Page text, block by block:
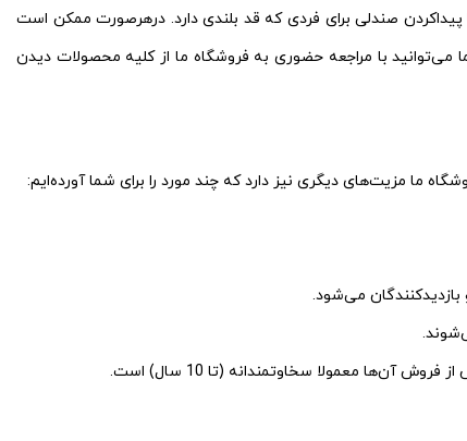
صندلی برای فردی که قد بلندی دارد. درهرصورت ممکن است
می‌توانید با مراجعه حضوری به فروشگاه ما از کلیه محصولات دیدن
ما مزیت‌های دیگری نیز دارد که چند مورد را برای شما آورده‌ایم:
بازدیدکنندگان می‌شود.
معمولا سخاوتمندانه (تا 10 سال) است.